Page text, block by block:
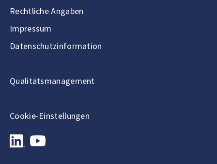
Rechtliche Angaben
Impressum
Datenschutzinformation
Qualitätsmanagement
Cookie-Einstellungen